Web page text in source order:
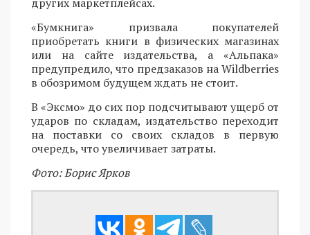
«Бумкнига» призвала покупателей
приобретать книги в физических магазинах
или на сайте издательства, а «Альпака»
предупредило, что предзаказов на Wildberries
в обозримом будущем ждать не стоит.
В «Эксмо» до сих пор подсчитывают ущерб от
ударов по складам, издательство переходит
на поставки со своих складов в первую
очередь, что увеличивает затраты.
Фото: Борис Ярков